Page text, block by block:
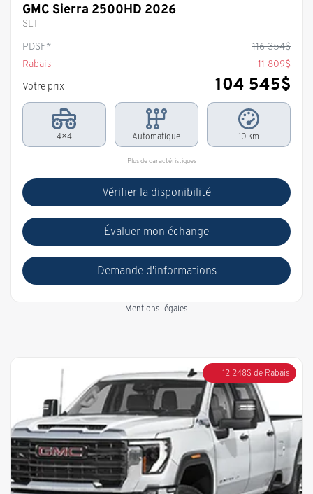
GMC Sierra 2500HD 2026
SLT
PDSF*
116 354$
Rabais
11 809$
Votre prix
104 545$
4×4 Automatique 10 km
Plus de caractéristiques
Vérifier la disponibilité
Évaluer mon échange
Demande d'informations
Mentions légales
12 248$ de Rabais